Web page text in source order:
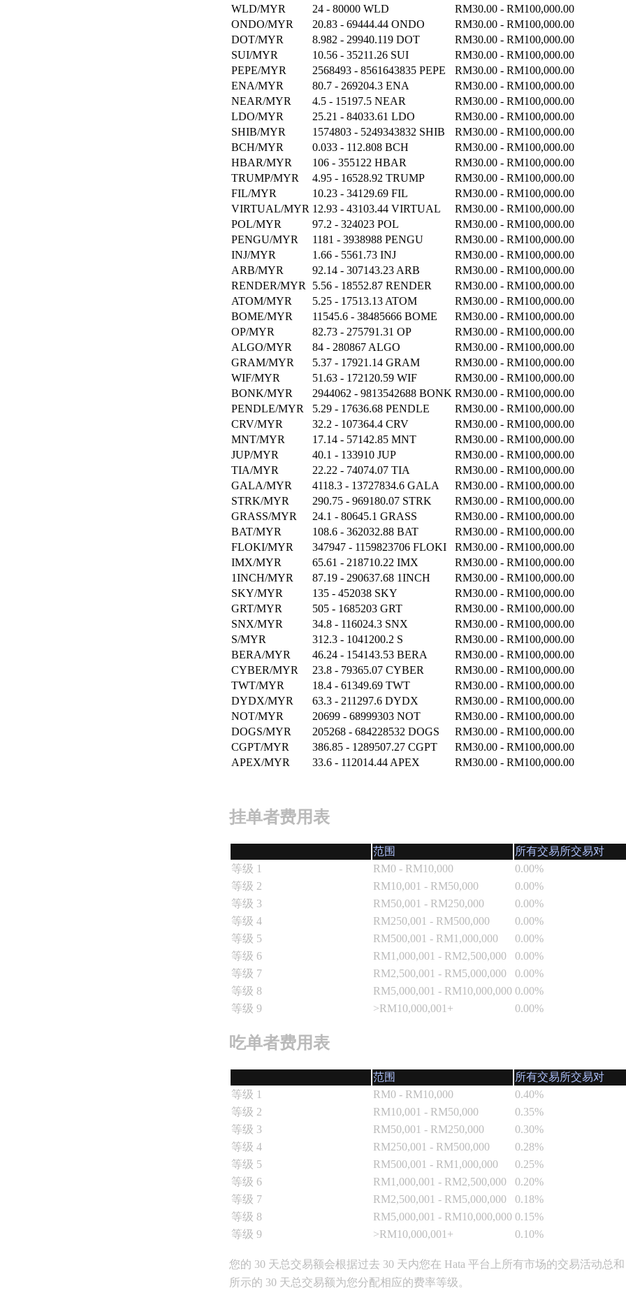
WLD/MYR
24 - 80000 WLD
RM30.00 - RM100,000.00
ONDO/MYR
20.83 - 69444.44 ONDO
RM30.00 - RM100,000.00
DOT/MYR
8.982 - 29940.119 DOT
RM30.00 - RM100,000.00
SUI/MYR
10.56 - 35211.26 SUI
RM30.00 - RM100,000.00
PEPE/MYR
2568493 - 8561643835 PEPE
RM30.00 - RM100,000.00
ENA/MYR
80.7 - 269204.3 ENA
RM30.00 - RM100,000.00
NEAR/MYR
4.5 - 15197.5 NEAR
RM30.00 - RM100,000.00
LDO/MYR
25.21 - 84033.61 LDO
RM30.00 - RM100,000.00
SHIB/MYR
1574803 - 5249343832 SHIB
RM30.00 - RM100,000.00
BCH/MYR
0.033 - 112.808 BCH
RM30.00 - RM100,000.00
HBAR/MYR
106 - 355122 HBAR
RM30.00 - RM100,000.00
TRUMP/MYR
4.95 - 16528.92 TRUMP
RM30.00 - RM100,000.00
FIL/MYR
10.23 - 34129.69 FIL
RM30.00 - RM100,000.00
VIRTUAL/MYR 12.93 - 43103.44 VIRTUAL
RM30.00 - RM100,000.00
POL/MYR
97.2 - 324023 POL
RM30.00 - RM100,000.00
PENGU/MYR
1181 - 3938988 PENGU
RM30.00 - RM100,000.00
INJ/MYR
1.66 - 5561.73 INJ
RM30.00 - RM100,000.00
ARB/MYR
92.14 - 307143.23 ARB
RM30.00 - RM100,000.00
RENDER/MYR
5.56 - 18552.87 RENDER
RM30.00 - RM100,000.00
ATOM/MYR
5.25 - 17513.13 ATOM
RM30.00 - RM100,000.00
BOME/MYR
11545.6 - 38485666 BOME
RM30.00 - RM100,000.00
OP/MYR
82.73 - 275791.31 OP
RM30.00 - RM100,000.00
ALGO/MYR
84 - 280867 ALGO
RM30.00 - RM100,000.00
GRAM/MYR
5.37 - 17921.14 GRAM
RM30.00 - RM100,000.00
WIF/MYR
51.63 - 172120.59 WIF
RM30.00 - RM100,000.00
BONK/MYR
2944062 - 9813542688 BONK RM30.00 - RM100,000.00
PENDLE/MYR
5.29 - 17636.68 PENDLE
RM30.00 - RM100,000.00
CRV/MYR
32.2 - 107364.4 CRV
RM30.00 - RM100,000.00
MNT/MYR
17.14 - 57142.85 MNT
RM30.00 - RM100,000.00
JUP/MYR
40.1 - 133910 JUP
RM30.00 - RM100,000.00
TIA/MYR
22.22 - 74074.07 TIA
RM30.00 - RM100,000.00
GALA/MYR
4118.3 - 13727834.6 GALA
RM30.00 - RM100,000.00
STRK/MYR
290.75 - 969180.07 STRK
RM30.00 - RM100,000.00
GRASS/MYR
24.1 - 80645.1 GRASS
RM30.00 - RM100,000.00
BAT/MYR
108.6 - 362032.88 BAT
RM30.00 - RM100,000.00
FLOKI/MYR
347947 - 1159823706 FLOKI
RM30.00 - RM100,000.00
IMX/MYR
65.61 - 218710.22 IMX
RM30.00 - RM100,000.00
1INCH/MYR
87.19 - 290637.68 1INCH
RM30.00 - RM100,000.00
SKY/MYR
135 - 452038 SKY
RM30.00 - RM100,000.00
GRT/MYR
505 - 1685203 GRT
RM30.00 - RM100,000.00
SNX/MYR
34.8 - 116024.3 SNX
RM30.00 - RM100,000.00
S/MYR
312.3 - 1041200.2 S
RM30.00 - RM100,000.00
BERA/MYR
46.24 - 154143.53 BERA
RM30.00 - RM100,000.00
CYBER/MYR
23.8 - 79365.07 CYBER
RM30.00 - RM100,000.00
TWT/MYR
18.4 - 61349.69 TWT
RM30.00 - RM100,000.00
DYDX/MYR
63.3 - 211297.6 DYDX
RM30.00 - RM100,000.00
NOT/MYR
20699 - 68999303 NOT
RM30.00 - RM100,000.00
DOGS/MYR
205268 - 684228532 DOGS
RM30.00 - RM100,000.00
CGPT/MYR
386.85 - 1289507.27 CGPT
RM30.00 - RM100,000.00
APEX/MYR
33.6 - 112014.44 APEX RM30.00 - RM100,000.00
挂单者费用表
范围
所有交易所交易对
等级 1
RM0 - RM10,000
0.00%
等级 2
RM10,001 - RM50,000
0.00%
等级 3
RM50,001 - RM250,000
0.00%
等级 4
RM250,001 - RM500,000
0.00%
等级 5
RM500,001 - RM1,000,000
0.00%
等级 6
RM1,000,001 - RM2,500,000
0.00%
等级 7
RM2,500,001 - RM5,000,000
0.00%
等级 8
RM5,000,001 - RM10,000,000 0.00%
等级 9
>RM10,000,001+ 0.00%
吃单者费用表
范围
所有交易所交易对
等级 1
RM0 - RM10,000
0.40%
等级 2
RM10,001 - RM50,000
0.35%
等级 3
RM50,001 - RM250,000
0.30%
等级 4
RM250,001 - RM500,000
0.28%
等级 5
RM500,001 - RM1,000,000
0.25%
等级 6
RM1,000,001 - RM2,500,000
0.20%
等级 7
RM2,500,001 - RM5,000,000
0.18%
等级 8
RM5,000,001 - RM10,000,000 0.15%
等级 9
>RM10,000,001+ 0.10%
您的 30 天总交易额会根据过去 30 天内您在 Hata 平台上所有市场的交易活动总
所示的 30 天总交易额为您分配相应的费率等级。